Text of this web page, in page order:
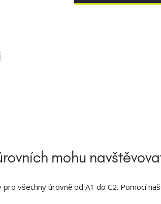
mohu
všechny úrovně od A1 do C2. Pomocí